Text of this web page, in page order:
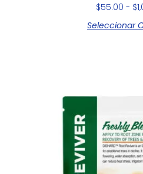
$55.00 - $
Seleccionar